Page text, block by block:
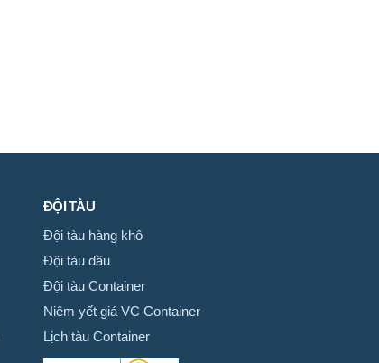
ĐỘI TÀU
Đội tàu hàng khô
Đội tàu dầu
Đội tàu Container
Niêm yết giá VC Container
Lịch tàu Container